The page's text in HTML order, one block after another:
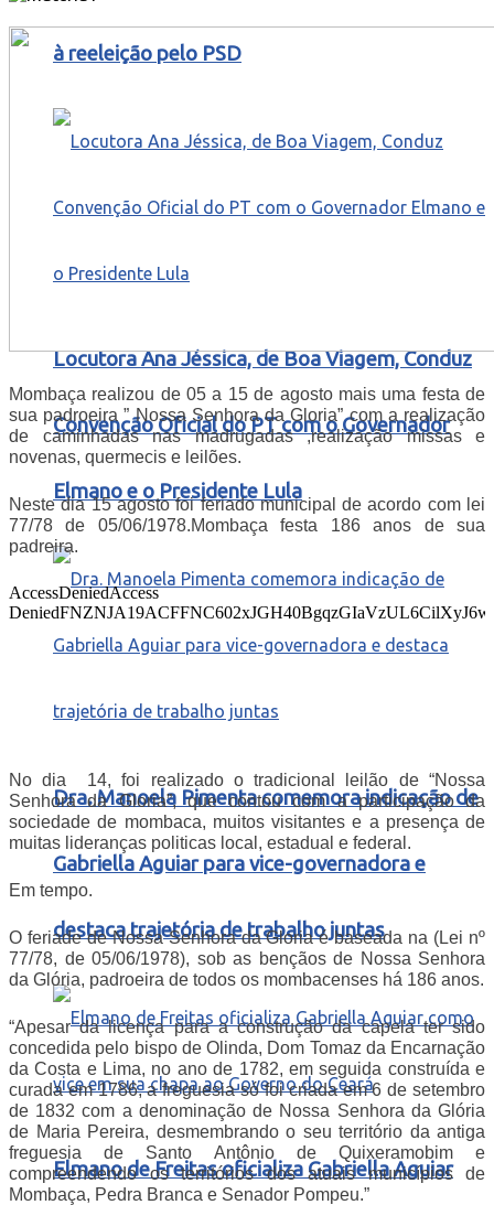
à reeleição pelo PSD
Locutora Ana Jéssica, de Boa Viagem, Conduz
Convenção Oficial do PT com o Governador
Elmano e o Presidente Lula
Dra. Manoela Pimenta comemora indicação de
Gabriella Aguiar para vice-governadora e
destaca trajetória de trabalho juntas
Elmano de Freitas oficializa Gabriella Aguiar
Mombaça realizou de 05 a 15 de agosto mais uma festa de
sua padroeira ” Nossa Senhora da Gloria” com a realização
de caminhadas nas madrugadas ,realização missas e
novenas, quermecis e leilões.
Neste dia 15 agosto foi feriado municipal de acordo com lei
77/78 de 05/06/1978.Mombaça festa 186 anos de sua
padreira.
No dia 14, foi realizado o tradicional leilão de “Nossa
Senhora da Gloria”, que contou com a participação da
sociedade de mombaca, muitos visitantes e a presença de
muitas lideranças politicas local, estadual e federal.
Em tempo.
O feriade de Nossa Senhora da Gloria é baseada na (Lei nº
77/78, de 05/06/1978), sob as bençãos de Nossa Senhora
da Glória, padroeira de todos os mombacenses há 186 anos.
“Apesar da licença para a construção da capela ter sido
concedida pelo bispo de Olinda, Dom Tomaz da Encarnação
da Costa e Lima, no ano de 1782, em seguida construída e
curada em 1786, a freguesia só foi criada em 6 de setembro
de 1832 com a denominação de Nossa Senhora da Glória
de Maria Pereira, desmembrando o seu território da antiga
freguesia de Santo Antônio de Quixeramobim e
compreendendo os territórios dos atuais municípios de
Mombaça, Pedra Branca e Senador Pompeu.”